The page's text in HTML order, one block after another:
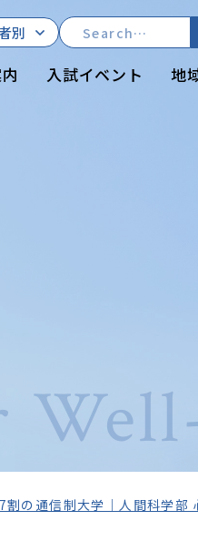
入試イベント 地
別
割の通信制大学｜人間科学部